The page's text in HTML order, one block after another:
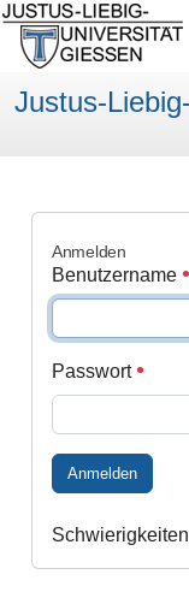
Justus-
Anmelden
Benutzername
Passwort
Anmelden